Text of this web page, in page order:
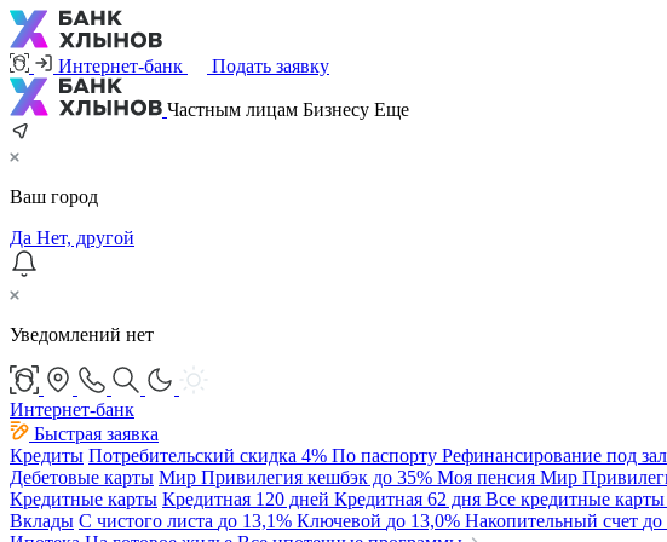
Интернет-банк Подать заявку
Частным лицам Бизнесу Еще
Ваш город
Да Нет, другой
Уведомлений нет
Интернет-банк
Быстрая заявка
Кредиты Потребительский скидка 4% По паспорту Рефинансирование под
Дебетовые карты Мир Привилегия кешбэк до 35% Моя пенсия Мир
Кредитные карты Кредитная 120 дней Кредитная 62 дня Все кредитные карты
Вклады С чистого листа до 13,1% Ключевой до 13,0% Накопительный счет до